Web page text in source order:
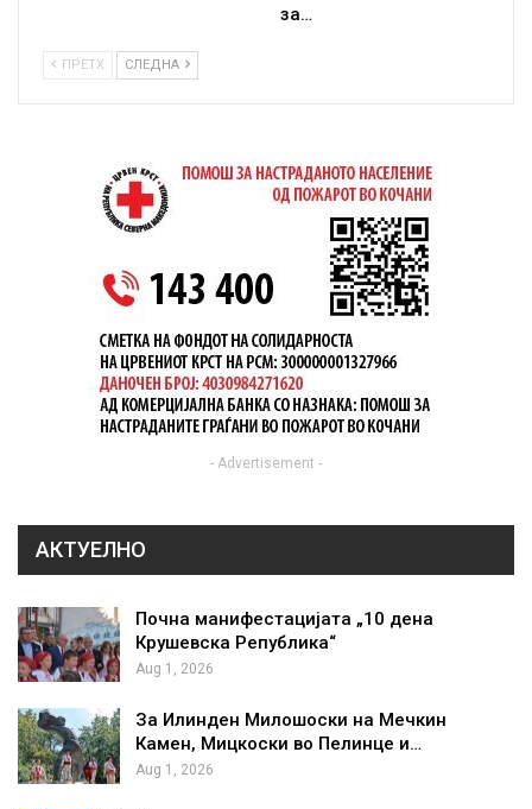
за…
ПРЕТХ СЛЕДНА
- Advertisement -
АКТУЕЛНО
Почна манифестацијата „10 дена
Крушевска Република“
Aug 1, 2026
За Илинден Милошоски на Мечкин
Камен, Мицкоски во Пелинце и…
Aug 1, 2026